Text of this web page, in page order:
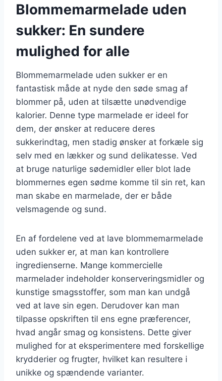
Blommemarmelade uden
sukker: En sundere
mulighed for alle
Blommemarmelade uden sukker er en
fantastisk måde at nyde den søde smag af
blommer på, uden at tilsætte unødvendige
kalorier. Denne type marmelade er ideel for
dem, der ønsker at reducere deres
sukkerindtag, men stadig ønsker at forkæle sig
selv med en lækker og sund delikatesse. Ved
at bruge naturlige sødemidler eller blot lade
blommernes egen sødme komme til sin ret, kan
man skabe en marmelade, der er både
velsmagende og sund.
En af fordelene ved at lave blommemarmelade
uden sukker er, at man kan kontrollere
ingredienserne. Mange kommercielle
marmelader indeholder konserveringsmidler og
kunstige smagsstoffer, som man kan undgå
ved at lave sin egen. Derudover kan man
tilpasse opskriften til ens egne præferencer,
hvad angår smag og konsistens. Dette giver
mulighed for at eksperimentere med forskellige
krydderier og frugter, hvilket kan resultere i
unikke og spændende varianter.